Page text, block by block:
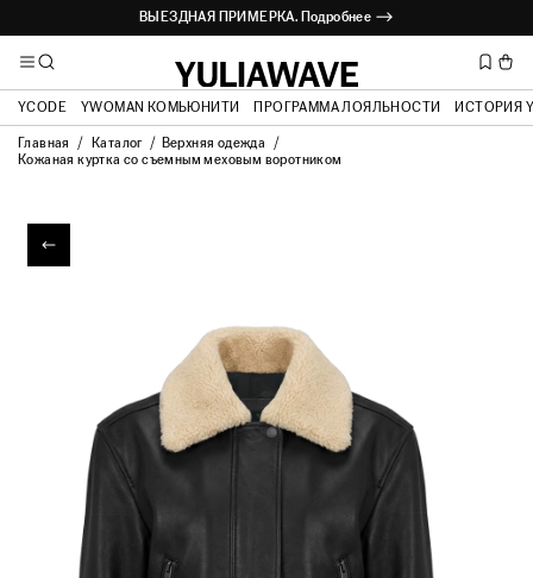
ВЫЕЗДНАЯ ПРИМЕРКА. Подробнее ⟶
YCODE YWOMAN КОМЬЮНИТИ ПРОГРАММА ЛОЯЛЬНОСТИ ИСТОРИЯ
Главная Каталог
Верхняя одежда
Кожаная куртка со съемным меховым воротником